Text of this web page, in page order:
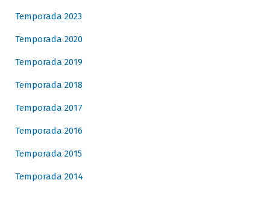
Temporada 2023
Temporada 2020
Temporada 2019
Temporada 2018
Temporada 2017
Temporada 2016
Temporada 2015
Temporada 2014